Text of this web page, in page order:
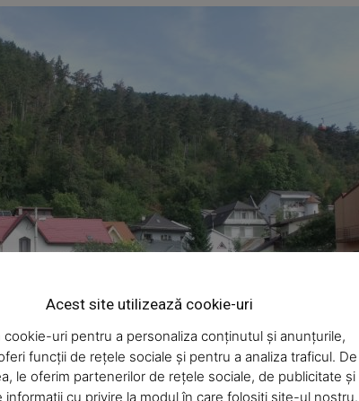
Company
About
Acest site utilizează cookie-uri
cookie-uri pentru a personaliza conținutul și anunțurile,
funcții de rețele sociale și pentru a analiza traficul. De
le oferim partenerilor de rețele sociale, de publicitate și
informații cu privire la modul în care folosiți site-ul nostru.